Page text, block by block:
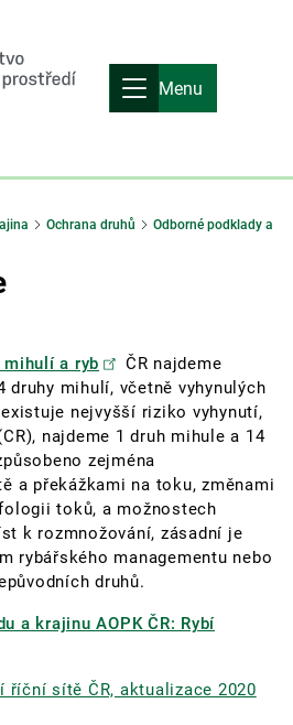
Menu
Ochrana druhů
Odborné podklady a
mihulí a ryb
ČR najdeme
druhy mihulí, včetně vyhynulých
nejvyšší riziko vyhynutí,
najdeme 1 druh mihule a 14
zejména
a překážkami na toku, změnami
toků, a možnostech
k rozmnožování, zásadní je
rybářského managementu nebo
druhů.
a krajinu AOPK ČR: Rybí
říční sítě ČR, aktualizace 2020